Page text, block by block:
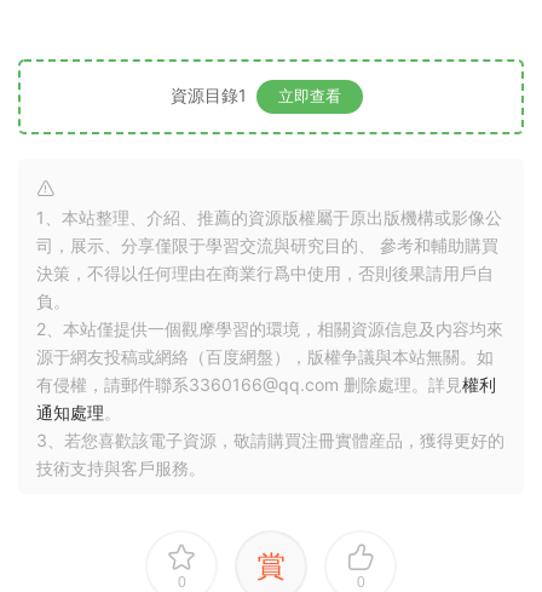
資源目錄1 立即查看
1、本站整理、介紹、推薦的資源版權屬于原出版機構或影像公
司，展示、分享僅限于學習交流與研究目的、 參考和輔助購買
決策，不得以任何理由在商業行爲中使用，否則後果請用戶自
負。
2、本站僅提供一個觀摩學習的環境，相關資源信息及内容均來
源于網友投稿或網絡（百度網盤），版權争議與本站無關。如
有侵權，請郵件聯系3360166@qq.com 删除處理。詳見權利
通知處理。
3、若您喜歡該電子資源，敬請購買注冊實體産品，獲得更好的
技術支持與客戶服務。
0 賞 0